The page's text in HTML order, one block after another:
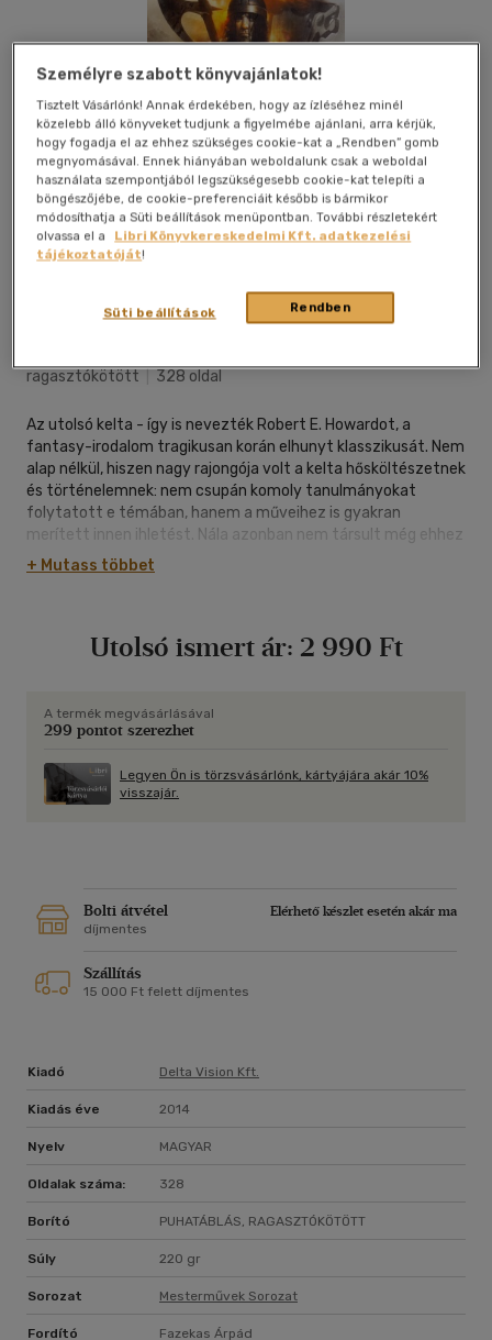
ragasztókötött
328 oldal
Az utolsó kelta - így is nevezték Robert E. Howardot, a
fantasy-irodalom tragikusan korán elhunyt klasszikusát. Nem
alap nélkül, hiszen nagy rajongója volt a kelta hősköltészetnek
és történelemnek: nem csupán komoly tanulmányokat
folytatott e témában, hanem a műveihez is gyakran
merített innen ihletést. Nála azonban nem társult még ehhez
az a fajta ezoterikus bágyadtság és túlfinomultság, ami
később, a ,,new age"-mozgalom hatására jelentkezett a
erejűek, borongós miszticizmusuk a vérrögös valóságban
kalózvezér és messzi tájak vándora; Cahal Ruadh O'Donnell, a
trónjavesztett király, aki egy keserű szerelem emléke elől
történetének egyik legválságosabb időszakában; és Donald
MacDeesa, a kardja pengéjéből élő felföldi skót, akit a
sorozatunk jelen kötetében.
az álmok időtlen igazsága."
--Robert Bloch
+ Mutass többet
Utolsó ismert ár: 2 990 Ft
A termék megvásárlásával
299 pontot szerezhet
Legyen Ön is törzsvásárlónk, kártyájára akár 10%
visszajár.
Bolti átvétel
Elérhető készlet esetén akár ma
díjmentes
Szállítás
15 000 Ft felett díjmentes
Kiadó Delta Vision Kft.
Kiadás éve 2014
Nyelv MAGYAR
Oldalak száma: 328
Borító PUHATÁBLÁS, RAGASZTÓKÖTÖTT
Súly 220 gr
Sorozat Mesterművek Sorozat
Fordító Fazekas Árpád
Személyre szabott könyvajánlatok!
Tisztelt Vásárlónk! Annak érdekében, hogy az ízléséhez minél
közelebb álló könyveket tudjunk a figyelmébe ajánlani, arra kérjük,
hogy fogadja el az ehhez szükséges cookie-kat a „Rendben” gomb
megnyomásával. Ennek hiányában weboldalunk csak a weboldal
használata szempontjából legszükségesebb cookie-kat telepíti a
böngészőjébe, de cookie-preferenciáit később is bármikor
módosíthatja a Süti beállítások menüpontban. További részletekért
olvassa el a
Libri Könyvkereskedelmi Kft. adatkezelési
tájékoztatóját!
Rendben
Süti beállítások